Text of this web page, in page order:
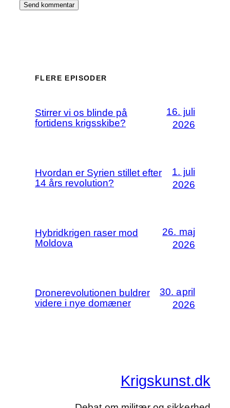
FLERE EPISODER
Stirrer vi os blinde på
fortidens krigsskibe?
16. juli
2026
Hvordan er Syrien stillet efter
14 års revolution?
1. juli
2026
Hybridkrigen raser mod
Moldova
26. maj
2026
Dronerevolutionen buldrer
videre i nye domæner
30. april
2026
Krigskunst.dk